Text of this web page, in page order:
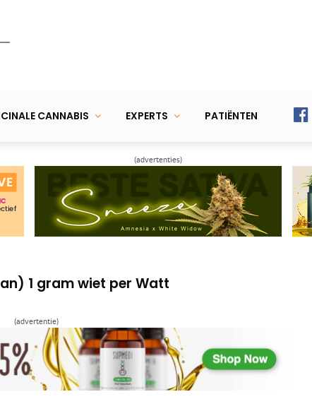
CANNABIS EXPERTS PATIËNTEN
(advertenties)
en oogst nóg meer wiet
maar laat er vier bloeien
en oogst nóg meer wiet
wietplant maar laat er vier bloeien
(advertentie)